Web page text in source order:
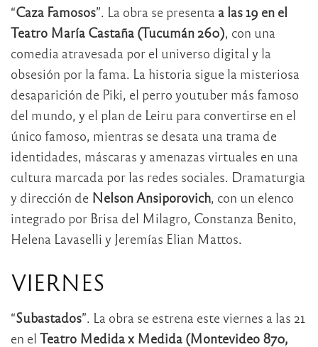
“Caza Famosos”. La obra se presenta a las 19 en el
Teatro María Castaña (Tucumán 260), con una
comedia atravesada por el universo digital y la
obsesión por la fama. La historia sigue la misteriosa
desaparición de Piki, el perro youtuber más famoso
del mundo, y el plan de Leiru para convertirse en el
único famoso, mientras se desata una trama de
identidades, máscaras y amenazas virtuales en una
cultura marcada por las redes sociales. Dramaturgia
y dirección de Nelson Ansiporovich, con un elenco
integrado por Brisa del Milagro, Constanza Benito,
Helena Lavaselli y Jeremías Elian Mattos.
VIERNES
“Subastados”. La obra se estrena este viernes a las 21
en el Teatro Medida x Medida (Montevideo 870,